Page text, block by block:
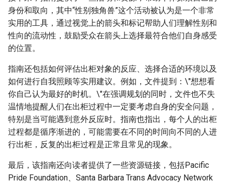
身份和取向，其中“性别独角兽”这个活动被认为是一个非常
实用的工具，通过视觉上的箭头和标记帮助人们理解性别和
性向的流动性，鼓励受众在箭头上选择最符合他们自身感受
的位置。
指南还包括如何评估出柜对象的反应、选择合适的环境以及
如何进行自我照顾等实用建议。例如，文件提到：\"想想看
你自己认为最好的时机。\"在强调规划的同时，文件也不失
温情地提醒人们在出柜过程中一定要考虑自身的安全问题，
特别是当可能遇到意外反应时。指南也指出，每个人的出柜
过程都是循序渐进的，可能需要在不同的时间向不同的人进
行出柜，反复的出柜过程是正常且常见的现象。
最后，该指南还向读者提供了一些资源链接，包括Pacific
Pride Foundation、Santa Barbara Trans Advocacy Network